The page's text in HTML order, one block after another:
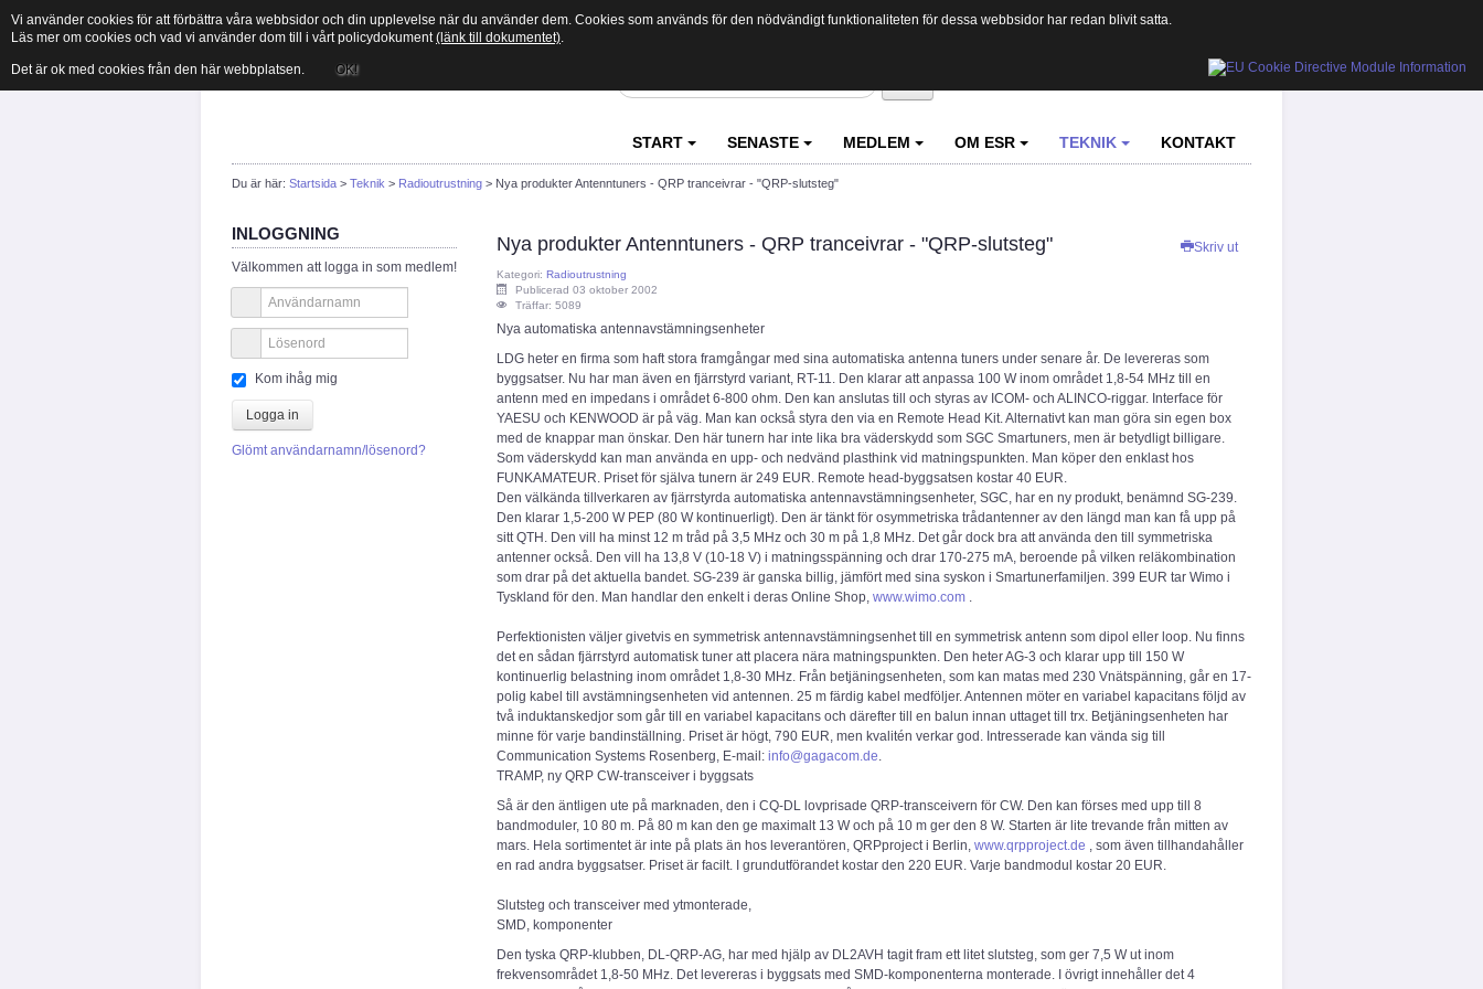
START SENASTE MEDLEM OM ESR TEKNIK KONTAKT
Du är här: Startsida > Teknik > Radioutrustning > Nya produkter Antenntuners - QRP tranceivrar - "QRP-slutsteg"
INLOGGNING
Välkommen att logga in som medlem!
Kom ihåg mig
Logga in
Glömt användarnamn/lösenord?
Skriv ut
Nya produkter Antenntuners - QRP tranceivrar - "QRP-slutsteg"
Kategori: Radioutrustning
Publicerad 03 oktober 2002
Träffar: 5089
Nya automatiska antennavstämningsenheter
LDG heter en firma som haft stora framgångar med sina automatiska antenna tuners under senare år. De levereras som
byggsatser. Nu har man även en fjärrstyrd variant, RT-11. Den klarar att anpassa 100 W inom området 1,8-54 MHz till en
antenn med en impedans i området 6-800 ohm. Den kan anslutas till och styras av ICOM- och ALINCO-riggar. Interface för
YAESU och KENWOOD är på väg. Man kan också styra den via en Remote Head Kit. Alternativt kan man göra sin egen box
med de knappar man önskar. Den här tunern har inte lika bra väderskydd som SGC Smartuners, men är betydligt billigare.
Som väderskydd kan man använda en upp- och nedvänd plasthink vid matningspunkten. Man köper den enklast hos
FUNKAMATEUR. Priset för själva tunern är 249 EUR. Remote head-byggsatsen kostar 40 EUR.
Den välkända tillverkaren av fjärrstyrda automatiska antennavstämningsenheter, SGC, har en ny produkt, benämnd SG-239.
Den klarar 1,5-200 W PEP (80 W kontinuerligt). Den är tänkt för osymmetriska trådantenner av den längd man kan få upp på
sitt QTH. Den vill ha minst 12 m tråd på 3,5 MHz och 30 m på 1,8 MHz. Det går dock bra att använda den till symmetriska
antenner också. Den vill ha 13,8 V (10-18 V) i matningsspänning och drar 170-275 mA, beroende på vilken reläkombination
som drar på det aktuella bandet. SG-239 är ganska billig, jämfört med sina syskon i Smartunerfamiljen. 399 EUR tar Wimo i
Tyskland för den. Man handlar den enkelt i deras Online Shop, www.wimo.com .
Perfektionisten väljer givetvis en symmetrisk antennavstämningsenhet till en symmetrisk antenn som dipol eller loop. Nu finns
det en sådan fjärrstyrd automatisk tuner att placera nära matningspunkten. Den heter AG-3 och klarar upp till 150 W
kontinuerlig belastning inom området 1,8-30 MHz. Från betjäningsenheten, som kan matas med 230 Vnätspänning, går en 17-
polig kabel till avstämningsenheten vid antennen. 25 m färdig kabel medföljer. Antennen möter en variabel kapacitans följd av
två induktanskedjor som går till en variabel kapacitans och därefter till en balun innan uttaget till trx. Betjäningsenheten har
minne för varje bandinställning. Priset är högt, 790 EUR, men kvalitén verkar god. Intresserade kan vända sig till
Communication Systems Rosenberg, E-mail: info@gagacom.de.
TRAMP, ny QRP CW-transceiver i byggsats
Så är den äntligen ute på marknaden, den i CQ-DL lovprisade QRP-transceivern för CW. Den kan förses med upp till 8
bandmoduler, 10 80 m. På 80 m kan den ge maximalt 13 W och på 10 m ger den 8 W. Starten är lite trevande från mitten av
mars. Hela sortimentet är inte på plats än hos leverantören, QRPproject i Berlin, www.qrpproject.de , som även tillhandahåller
en rad andra byggsatser. Priset är facilt. I grundutförandet kostar den 220 EUR. Varje bandmodul kostar 20 EUR.
Slutsteg och transceiver med ytmonterade,
SMD, komponenter
Den tyska QRP-klubben, DL-QRP-AG, har med hjälp av DL2AVH tagit fram ett litet slutsteg, som ger 7,5 W ut inom
frekvensområdet 1,8-50 MHz. Det levereras i byggsats med SMD-komponenterna monterade. I övrigt innehåller det 4
Vi använder cookies för att förbättra våra webbsidor och din upplevelse när du använder dem. Cookies som används för den nödvändigt funktionaliteten för dessa webbsidor har redan blivit satta.
Läs mer om cookies och vad vi använder dom till i vårt policydokument(länk till dokumentet).
Det är ok med cookies från den här webbplatsen. OK!